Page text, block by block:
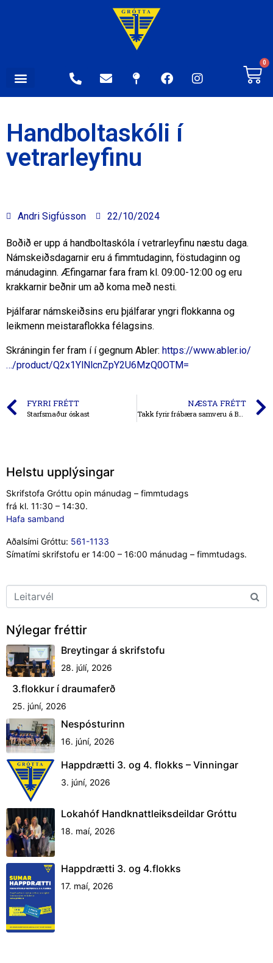
0
Handboltaskóli í
vetrarleyfinu
Andri Sigfússon 22/10/2024
Boðið er upp á handboltaskóla í vetrarleyfinu næstu daga.
Námskeiðsdagarnir eru á fimmtudaginn, föstudaginn og
mánudaginn. Æfingarnar fara fram kl. 09:00-12:00 og eru
krakkarnir beðnir um að koma með nesti.
Þjálfarar námskeiðsins eru þjálfarar yngri flokkanna og
leikmenn meistaraflokka félagsins.
Skráningin fer fram í í gegnum Abler: https://www.abler.io/
…/product/Q2x1YlNlcnZpY2U6MzQ0OTM=
FYRRI FRÉTT
Starfsmaður óskast
NÆSTA FRÉTT
Takk fyrir frábæra samveru á Basil Gimlet kvöldi Gróttu!
Helstu upplýsingar
Skrifstofa Gróttu opin mánudag – fimmtudags
frá kl. 11:30 – 14:30.
Hafa samband
Aðalsími Gróttu: 561-1133
Símatími skrifstofu er 14:00 – 16:00 mánudag – fimmtudags.
Nýlegar fréttir
Breytingar á skrifstofu
28. júlí, 2026
3.flokkur í draumaferð
25. júní, 2026
Nespósturinn
16. júní, 2026
Happdrætti 3. og 4. flokks – Vinningar
3. júní, 2026
Lokahóf Handknattleiksdeildar Gróttu
18. maí, 2026
Happdrætti 3. og 4.flokks
17. maí, 2026